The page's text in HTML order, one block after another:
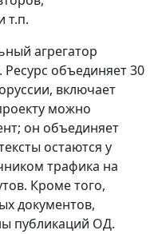
т.п.
агрегатор
объединяет 30
включает
можно
он объединяет
остаются у
трафика на
Кроме того,
документов,
публикаций ОД.